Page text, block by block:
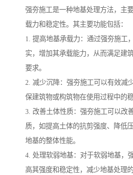
强夯施工是一种地基处理方法，主
载力和稳定性。其主要功能包括：
1. 提高地基承载力：通过强夯施工
实，增加其承载能力，从而满足建
要求。
2. 减少沉降：强夯施工可以有效减
保建筑物或构筑物在使用过程中的
3. 改善土体性质：强夯施工可以改
质，如提高土体的抗剪强度、降低
地基的整体性能。
4. 处理软弱地基：对于软弱地基，
高其强度和稳定性，减少地基处理